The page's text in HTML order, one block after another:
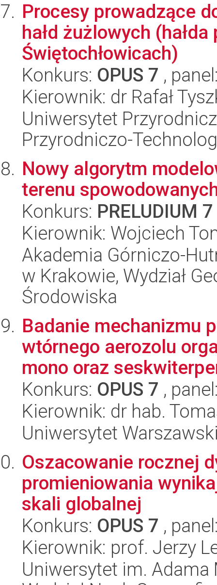
Procesy prowadzące
hałd żużlowych
Świętochłowicach)
Konkurs: OPUS 7 ,
Kierownik: dr Rafał
Uniwersytet
Przyrodniczo-
Nowy algorytm
terenu
Konkurs: PRELUDIUM 7
Kierownik: Wojciech
Akademia Górniczo-
w Krakowie, Wydział
Środowiska
Badanie mechanizmu
wtórnego aerozolu
mono oraz
Konkurs: OPUS 7 ,
Kierownik: dr hab.
Uniwersytet
Oszacowanie rocznej
promieniowania
skali globalnej
Konkurs: OPUS 7 ,
Kierownik: prof. Jerzy
Uniwersytet im.